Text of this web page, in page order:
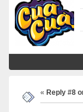
« Reply #8